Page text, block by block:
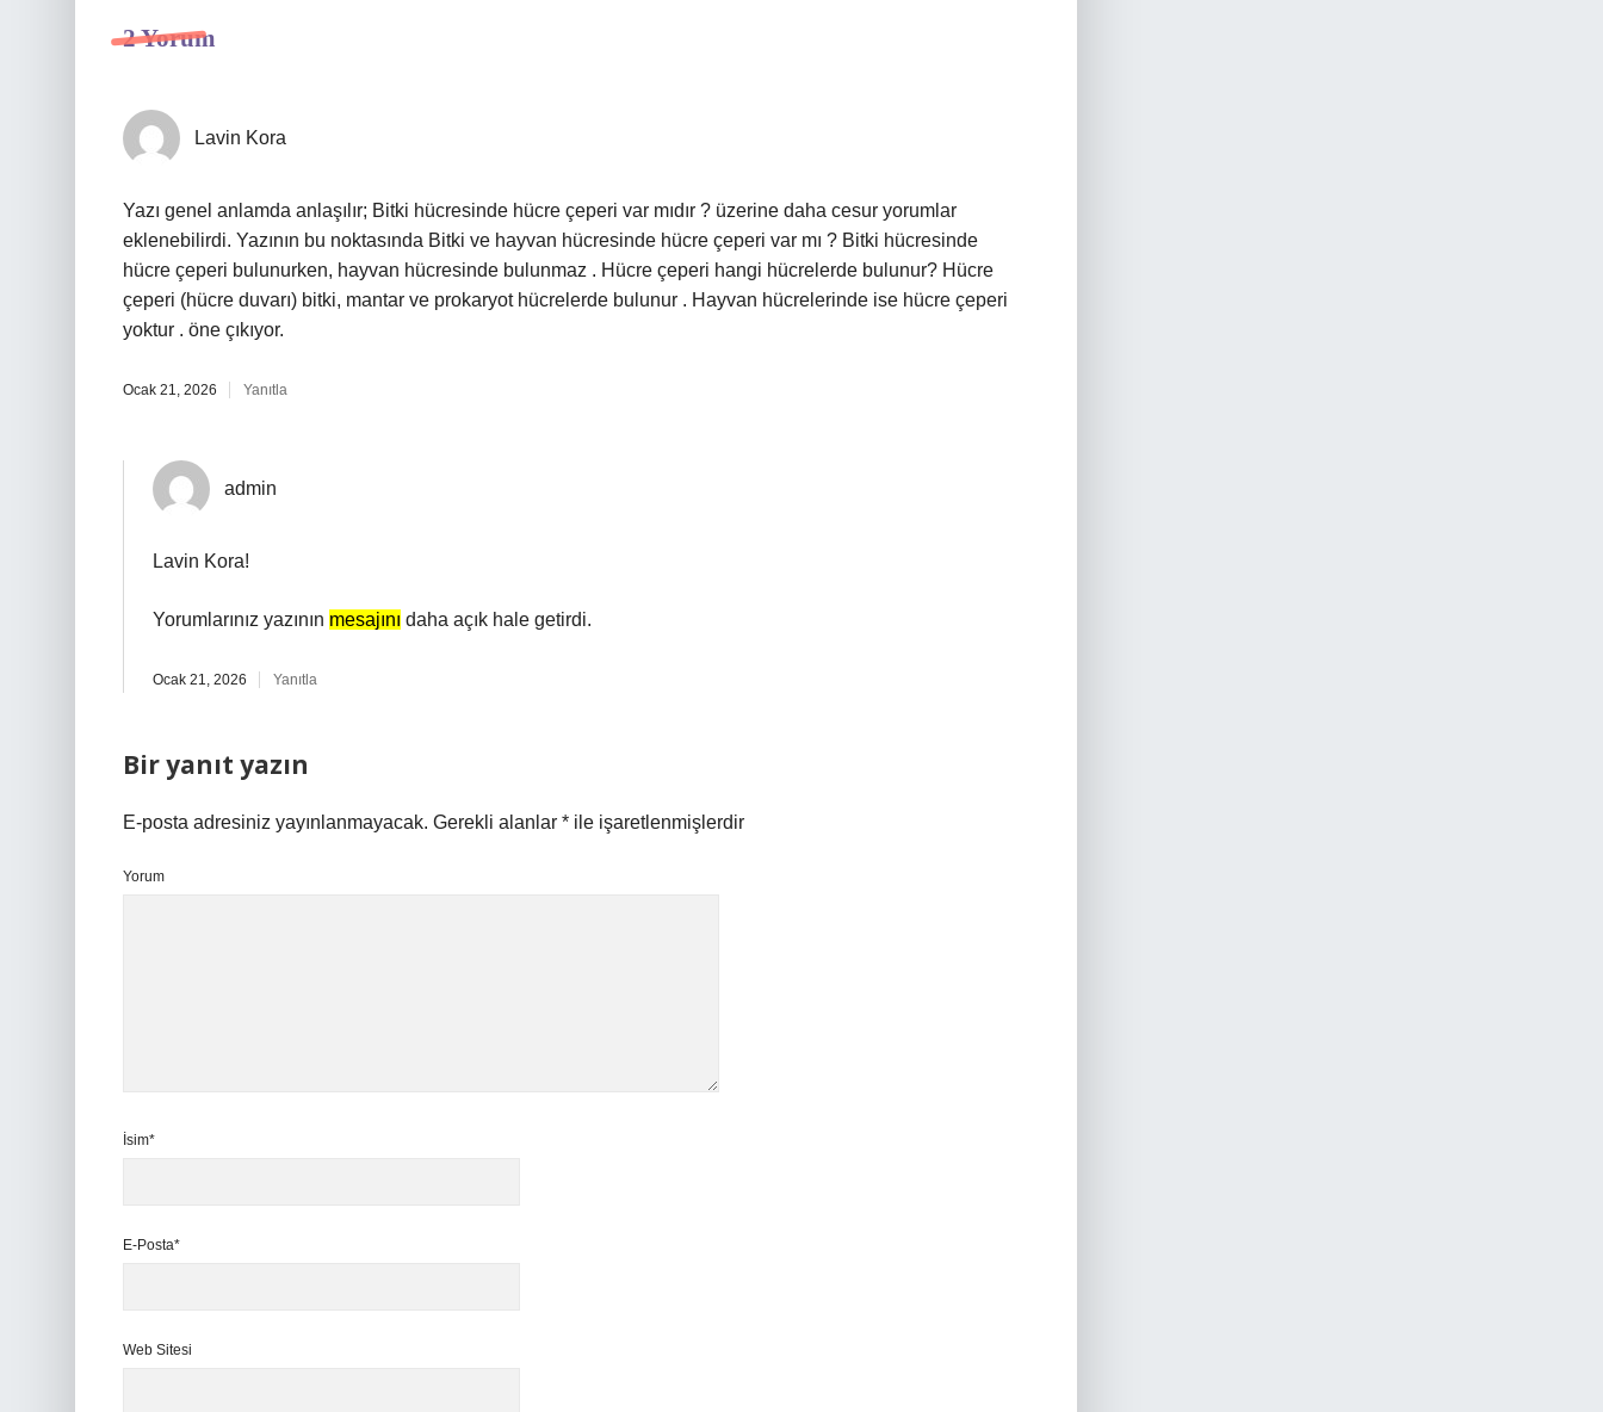
2 Yorum
Lavin Kora
Yazı genel anlamda anlaşılır; Bitki hücresinde hücre çeperi var mıdır ? üzerine daha cesur yorumlar
eklenebilirdi. Yazının bu noktasında Bitki ve hayvan hücresinde hücre çeperi var mı ? Bitki hücresinde
hücre çeperi bulunurken, hayvan hücresinde bulunmaz . Hücre çeperi hangi hücrelerde bulunur? Hücre
çeperi (hücre duvarı) bitki, mantar ve prokaryot hücrelerde bulunur . Hayvan hücrelerinde ise hücre çeperi
yoktur . öne çıkıyor.
Ocak 21, 2026 Yanıtla
admin
Lavin Kora!
Yorumlarınız yazının mesajını daha açık hale getirdi.
Ocak 21, 2026 Yanıtla
Bir yanıt yazın
E-posta adresiniz yayınlanmayacak. Gerekli alanlar * ile işaretlenmişlerdir
Yorum
İsim*
E-Posta*
Web Sitesi